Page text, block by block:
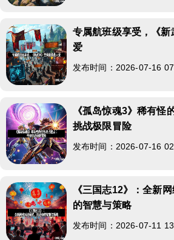
专属航班级享受，《新
爱
发布时间：2026-07-16
《孤岛惊魂3》稀有怪
挑战极限冒险
发布时间：2026-07-16
《三国志12》：全新
的智慧与策略
发布时间：2026-07-11